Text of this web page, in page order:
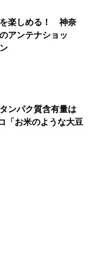
を楽しめる！ 神奈
アンテナショッ
ンパク質含有量は
お米のような大豆